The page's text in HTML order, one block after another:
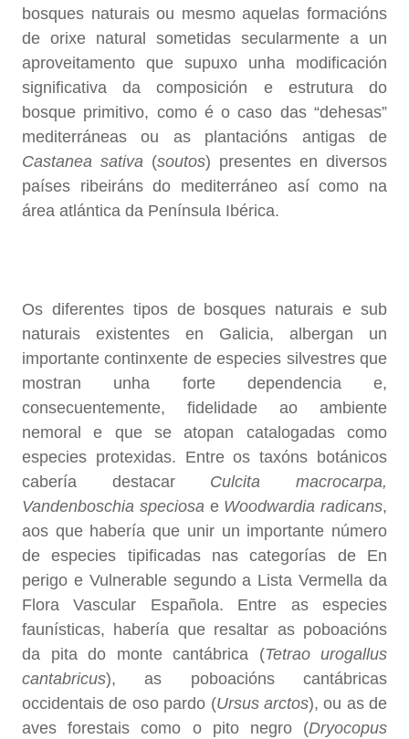
bosques naturais ou mesmo aquelas formacións
de orixe natural sometidas secularmente a un
aproveitamento que supuxo unha modificación
significativa da composición e estrutura do
bosque primitivo, como é o caso das “dehesas”
mediterráneas ou as plantacións antigas de
Castanea sativa (soutos) presentes en diversos
países ribeiráns do mediterráneo así como na
área atlántica da Península Ibérica.
Os diferentes tipos de bosques naturais e sub
naturais existentes en Galicia, albergan un
importante continxente de especies silvestres que
mostran unha forte dependencia e,
consecuentemente, fidelidade ao ambiente
nemoral e que se atopan catalogadas como
especies protexidas. Entre os taxóns botánicos
cabería destacar Culcita macrocarpa,
Vandenboschia speciosa e Woodwardia radicans,
aos que habería que unir un importante número
de especies tipificadas nas categorías de En
perigo e Vulnerable segundo a Lista Vermella da
Flora Vascular Española. Entre as especies
faunísticas, habería que resaltar as poboacións
da pita do monte cantábrica (Tetrao urogallus
cantabricus), as poboacións cantábricas
occidentais de oso pardo (Ursus arctos), ou as de
aves forestais como o pito negro (Dryocopus